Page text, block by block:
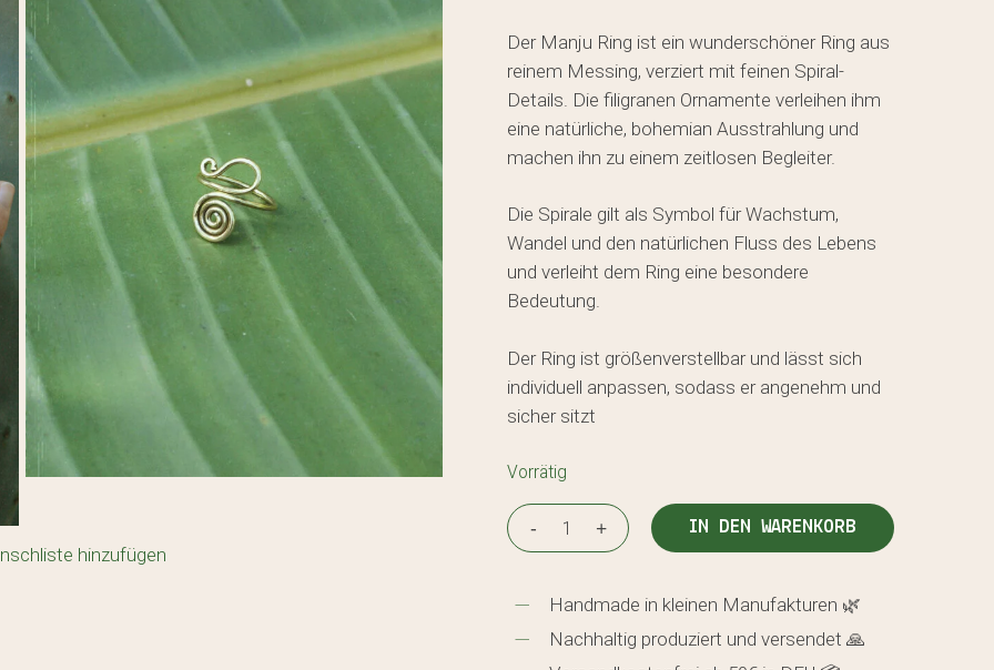
hinzufügen
Der Manju Ring ist ein wunderschöner Ring aus
reinem Messing, verziert mit feinen Spiral-
Details. Die filigranen Ornamente verleihen ihm
eine natürliche, bohemian Ausstrahlung und
machen ihn zu einem zeitlosen Begleiter.
Die Spirale gilt als Symbol für Wachstum,
Wandel und den natürlichen Fluss des Lebens
und verleiht dem Ring eine besondere
Bedeutung.
Der Ring ist größenverstellbar und lässt sich
individuell anpassen, sodass er angenehm und
sicher sitzt
Vorrätig
IN DEN WARENKORB
Handmade in kleinen Manufakturen 🌿
Nachhaltig produziert und versendet 🙏